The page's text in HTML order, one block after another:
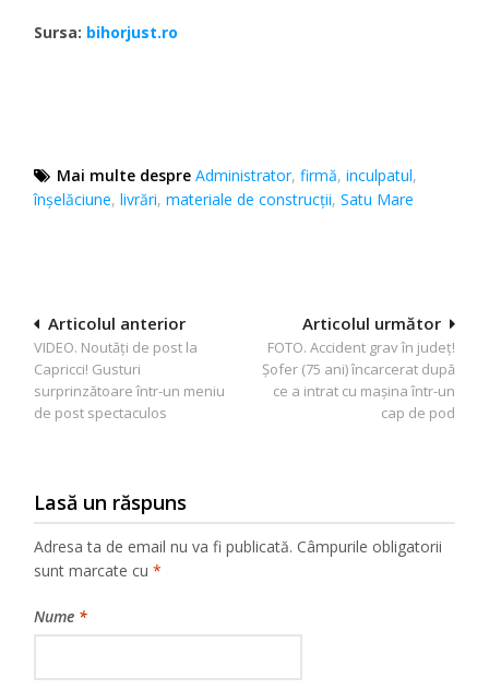
Sursa: bihorjust.ro
Mai multe despre Administrator,firmă,inculpatul,
înșelăciune,livrări,materiale de construcții,Satu Mare
Navigare
în
articole
Articolul următor
FOTO. Accident grav în județ!
Șofer (75 ani) încarcerat după
ce a intrat cu mașina într-un
cap de pod
Articolul anterior
VIDEO. Noutăți de post la
Capricci! Gusturi
surprinzătoare într-un meniu
de post spectaculos
Lasă un răspuns
Adresa ta de email nu va fi publicată. Câmpurile obligatorii
sunt marcate cu*
Nume *